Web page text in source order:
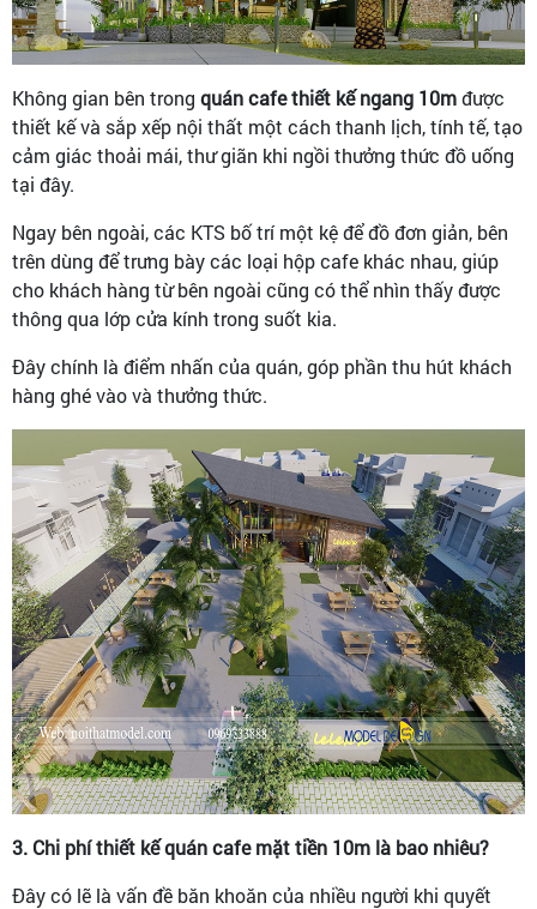
Không gian bên trong quán cafe thiết kế ngang 10mđược
thiết kế và sắp xếp nội thất một cách thanh lịch, tính tế, tạo
cảm giác thoải mái, thư giãn khi ngồi thưởng thức đồ uống
tại đây.
Ngay bên ngoài, các KTS bố trí một kệ để đồ đơn giản, bên
trên dùng để trưng bày các loại hộp cafe khác nhau, giúp
cho khách hàng từ bên ngoài cũng có thể nhìn thấy được
thông qua lớp cửa kính trong suốt kia.
Đây chính là điểm nhấn của quán, góp phần thu hút khách
hàng ghé vào và thưởng thức.
3. Chi phí thiết kế quán cafe mặt tiền 10m là bao nhiêu?
Đây có lẽ là vấn đề băn khoăn của nhiều người khi quyết